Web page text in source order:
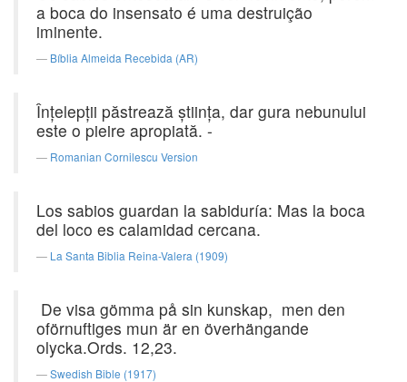
a boca do insensato é uma destruição
iminente.
Bíblia Almeida Recebida (AR)
Înţelepţii păstrează ştiinţa, dar gura nebunului
este o pieire apropiată. -
Romanian Cornilescu Version
Los sabios guardan la sabiduría: Mas la boca
del loco es calamidad cercana.
La Santa Biblia Reina-Valera (1909)
De visa gömma på sin kunskap, men den
oförnuftiges mun är en överhängande
olycka.Ords. 12,23.
Swedish Bible (1917)